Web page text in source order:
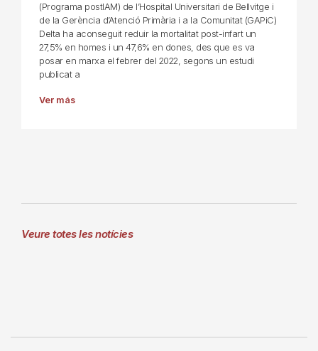
(Programa postIAM) de l’Hospital Universitari de Bellvitge i
de la Gerència d’Atenció Primària i a la Comunitat (GAPiC)
Delta ha aconseguit reduir la mortalitat post-infart un
27,5% en homes i un 47,6% en dones, des que es va
posar en marxa el febrer del 2022, segons un estudi
publicat a
Ver más
Veure totes les notícies